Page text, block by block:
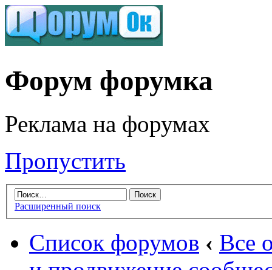
Форум форумка
Реклама на форумах
Пропустить
Расширенный поиск
Список форумов ‹ Все